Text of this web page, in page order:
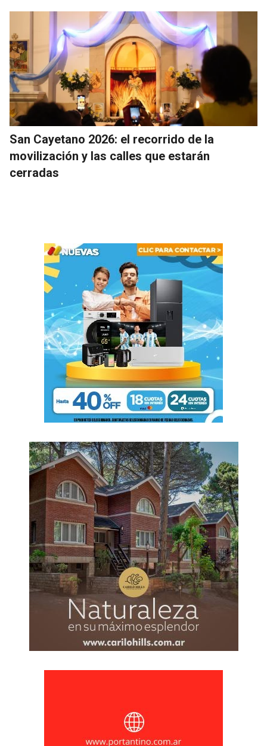
San Cayetano 2026: el recorrido de la
movilización y las calles que estarán
cerradas